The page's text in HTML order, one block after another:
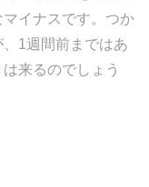
イナスです。つか
1週間前まではあ
来るのでしょう